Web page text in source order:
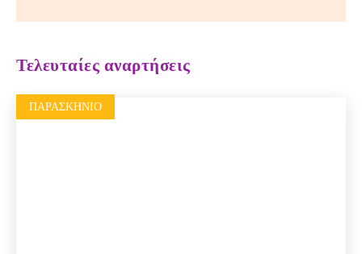
Τελευταίες αναρτήσεις
ΠΑΡΑΣΚΉΝΙΟ